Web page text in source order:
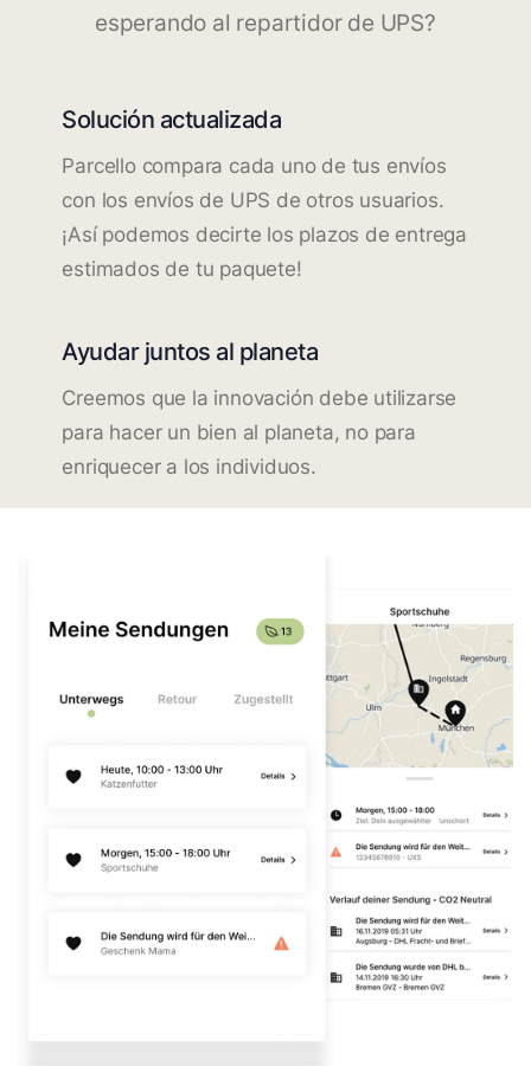
esperando al repartidor de UPS?
Solución actualizada
Parcello compara cada uno de tus envíos
con los envíos de UPS de otros usuarios.
¡Así podemos decirte los plazos de entrega
estimados de tu paquete!
Ayudar juntos al planeta
Creemos que la innovación debe utilizarse
para hacer un bien al planeta, no para
enriquecer a los individuos.